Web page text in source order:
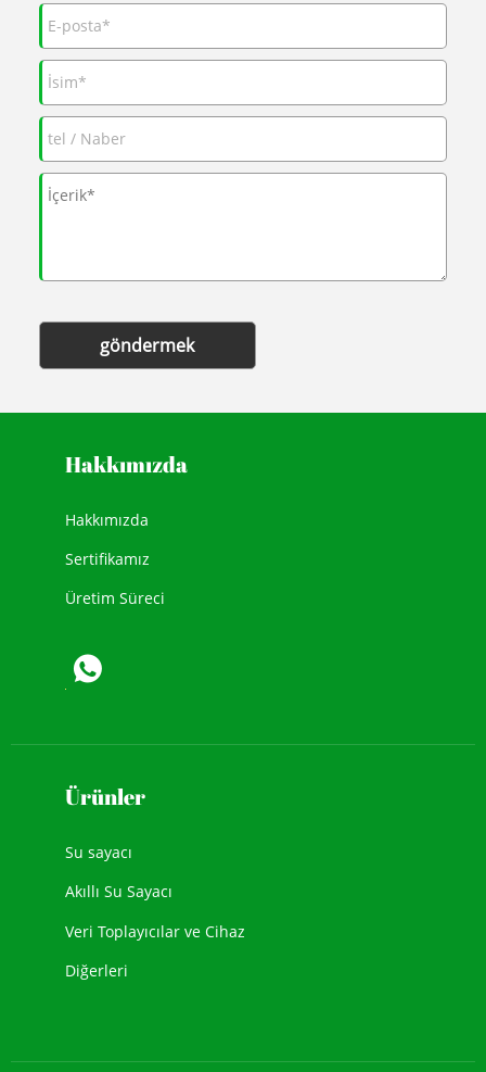
göndermek
Hakkımızda
Hakkımızda
Sertifikamız
Üretim Süreci
Ürünler
Su sayacı
Akıllı Su Sayacı
Veri Toplayıcılar ve Cihaz
Diğerleri